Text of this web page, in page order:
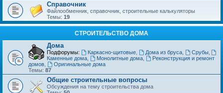
Справочник
Файлообменник, справочник, строительные калькуляторы
Темы: 19
СТРОИТЕЛЬСТВО ДОМА
Дома
Подфорумы: Каркасно-щитовые, Дома из бруса, Срубы,
Каменные дома
Монолитные дома,
Реконструкция и ремонт
домов
Оригинальные дома
Темы: 87
Общие строительные вопросы
Обсуждения на тему строительства дома